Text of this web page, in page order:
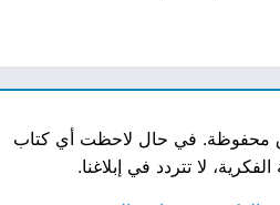
محفوظة. في حال لاحظت أي كتاب
لا تتردد في إبلاغنا.